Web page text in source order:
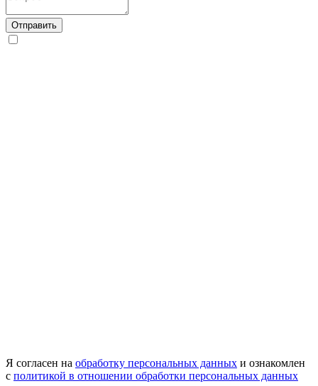
Отправить
Я согласен на обработку персональных данных и ознакомлен
с политикой в отношении обработки персональных данных